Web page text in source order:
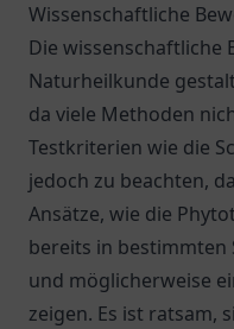
Wissenschaftliche
Die wissenschaftliche
Naturheilkunde
da viele Methoden
Testkriterien wie die
jedoch zu beachten,
Ansätze, wie die
bereits in
und möglicherweise
zeigen. Es ist ratsam,